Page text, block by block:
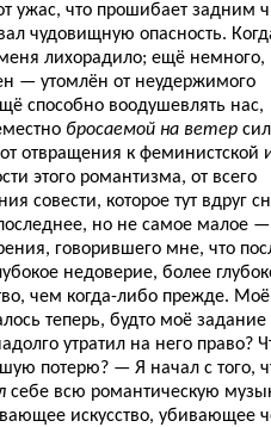
ужас, что прошибает задним
чудовищную опасность.
лихорадило; ещё немного,
— утомлён от неудержимого
способно воодушевлять нас,
бросаемой на ветер
отвращения к феминистской
этого романтизма, от всего
совести, которое тут вдруг
но не самое малое —
говорившего мне, что
недоверие, более
чем когда-либо прежде. Моё
теперь, будто моё задание
утратил на него право?
потерю? — Я начал с того,
себе всю романтическую
искусство, убивающее